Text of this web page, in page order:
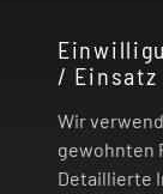
/ Einsatz
Wir
gewohnten
Detaillierte
©